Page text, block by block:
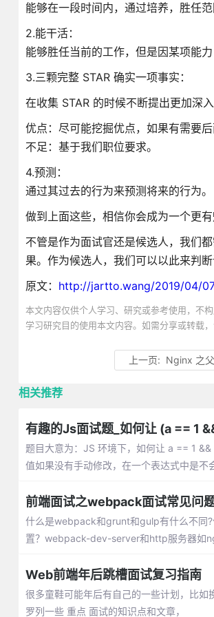
能够在一段时间内，通过培养，胜任
2.能干活：
能够胜任当前的工作，但是因某项能
3.三颗完整 STAR 确实一项事实：
在收集 STAR 的时候不断提出更加深
优点：尽可能挖掘优点，如果有需要后
不足：基于我们职位要求。
4.预测：
通过其过去的行为来预测将来的行为。
做到上面这些，相信你会成为一个更有
不管是作为面试官还是候选人，我们
果。作为候选人，我们可以以此来判
原文： http://jartto.wang/2019/04/
本文内容仅供个人学习、研究或参考使用，不
学习研究目的使用本文内容。如需分享或转载
上一页: Nginx 之
相关推荐
有趣的Js面试题_如何让 (a == 1
题目大意为：JS 环境下，如何让 a == 1
值如果没有手动修改，在一个表达式中是不
前端面试之webpack面试常见问
什么是webpack和grunt和gulp有什么不同
置？webpack-dev-server和http服务器如
Web前端年后跳槽面试复习指南
很多童鞋可能年后有自己的一些计划，比
罗列一些 重点 面试的知识点和文章，